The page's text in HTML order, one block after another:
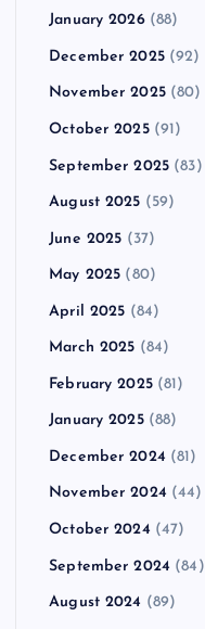
January 2026(88)
December 2025(92)
November 2025(80)
October 2025(91)
September 2025 (83)
August 2025 (59)
June 2025 (37)
May 2025 (80)
April 2025 (84)
March 2025 (84)
February 2025(81)
January 2025(88)
December 2024 (81)
November 2024 (44)
October 2024 (47)
September 2024 (84)
August 2024 (89)